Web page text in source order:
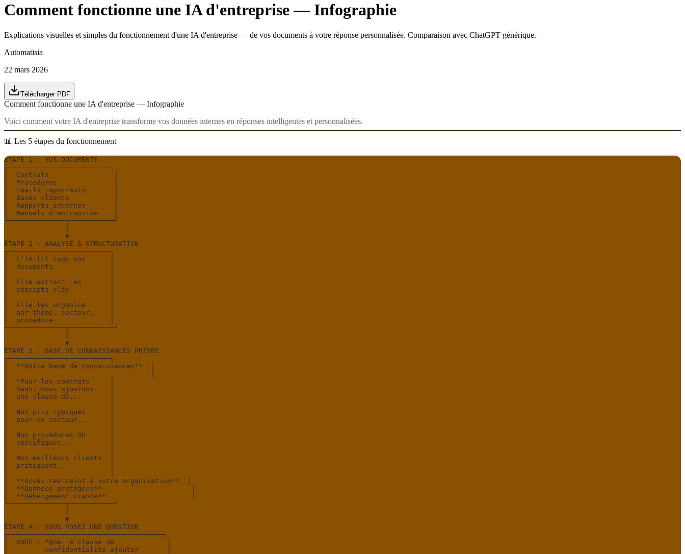
Comment fonctionne une IA d'entreprise — Infographie
Explications visuelles et simples du fonctionnement d'une IA d'entreprise — de vos documents à votre réponse personnalisée. Comparaison avec ChatGPT générique.
Automatisia
22 mars 2026
Télécharger PDF
Comment fonctionne une IA d'entreprise — Infographie
Voici comment votre IA d'entreprise transforme vos données internes en réponses intelligentes et personnalisées.
📊 Les 5 étapes du fonctionnement
ÉTAPE 1 : VOS DOCUMENTS
┌─────────────────────────┐
│  Contrats                │
│  Procédures              │
│  Emails importants       │
│  Bases clients           │
│  Rapports internes       │
│  Manuels d'entreprise    │
└──────────────┬───────────┘
               ▼
ÉTAPE 2 : ANALYSE & STRUCTURATION
┌─────────────────────────┐
│  L'IA lit tous vos      │
│  documents              │
│  Elle extrait les       │
│  concepts clés          │
│  Elle les organise      │
│  par thème, secteur,    │
│  procédure              │
└──────────────┬───────────┘
               ▼
ÉTAPE 3 : BASE DE CONNAISSANCES PRIVÉE
┌─────────────────────────┐
│  **Votre base de connaissances**  │
│  "Pour les contrats     │
│  SaaS, nous ajoutons    │
│  une clause de...       │
│  Nos prix typiques      │
│  pour ce secteur...     │
│  Nos procédures RH      │
│  spécifiques...         │
│  Nos meilleurs clients  │
│  pratiquent...          │
│  **Accès restreint à votre organisation**  │
│  **Données protégées**                      │
│  **Hébergement France**                     │
└──────────────┬───────────┘
               ▼
ÉTAPE 4 : VOUS POSEZ UNE QUESTION
┌──────────────────────────────────────┐
│  VOUS : "Quelle clause de             │
│         confidentialité ajouter       │